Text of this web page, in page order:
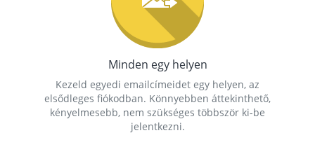
Minden egy helyen
Kezeld egyedi emailcímeidet egy helyen, az
elsődleges fiókodban. Könnyebben áttekinthető,
kényelmesebb, nem szükséges többször ki-be
jelentkezni.